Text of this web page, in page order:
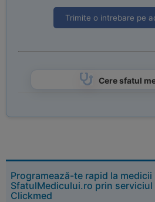
Trimite o intrebare pe
Cere sfatul
Programează-te rapid la
SfatulMedicului.ro prin serviciul
Clickmed